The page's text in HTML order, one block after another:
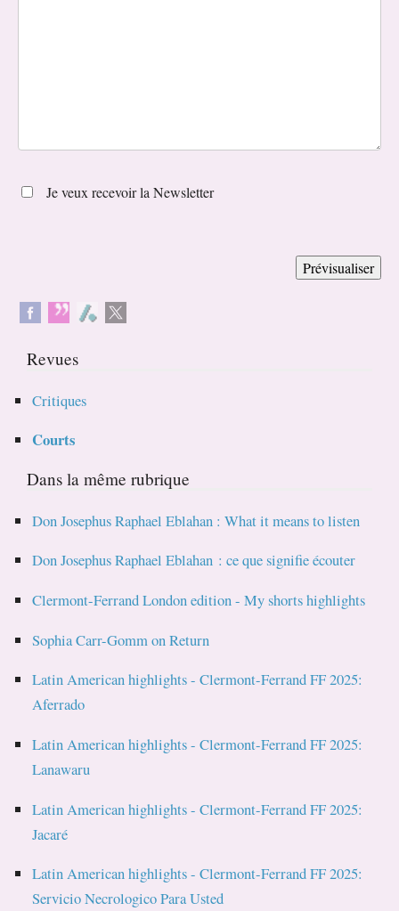
Je veux recevoir la Newsletter
Revues
Critiques
Courts
Dans la même rubrique
Don Josephus Raphael Eblahan : What it means to listen
Don Josephus Raphael Eblahan : ce que signifie écouter
Clermont-Ferrand London edition - My shorts highlights
Sophia Carr-Gomm on Return
Latin American highlights - Clermont-Ferrand FF 2025:
Aferrado
Latin American highlights - Clermont-Ferrand FF 2025:
Lanawaru
Latin American highlights - Clermont-Ferrand FF 2025:
Jacaré
Latin American highlights - Clermont-Ferrand FF 2025:
Servicio Necrologico Para Usted